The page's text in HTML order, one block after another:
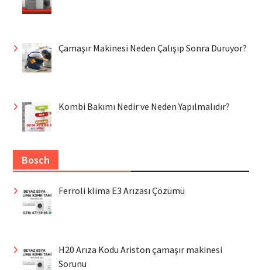
Çamaşır Makinesi Neden Çalışıp Sonra Duruyor?
Kombi Bakımı Nedir ve Neden Yapılmalıdır?
Bosch
Ferroli klima E3 Arızası Çözümü
H20 Arıza Kodu Ariston çamaşır makinesi
Sorunu